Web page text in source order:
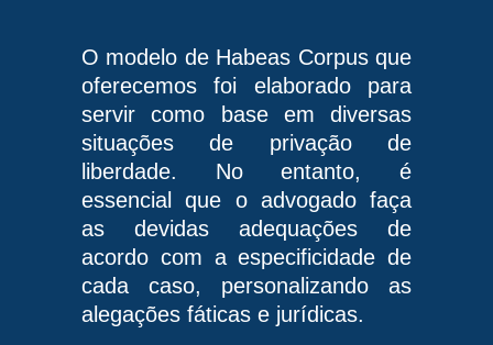
O modelo de Habeas Corpus que
oferecemos foi elaborado para
servir como base em diversas
situações de privação de
liberdade. No entanto, é
essencial que o advogado faça
as devidas adequações de
acordo com a especificidade de
cada caso, personalizando as
alegações fáticas e jurídicas.